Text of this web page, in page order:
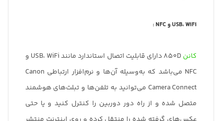
USB، WiFi و NFC :
کانن
850D دارای قابلیت اتصال استاندارد مانند USB، WiFi و
NFC می‌باشد که به‌وسیله آن‌ها و نرم‌افزار ارتباطی Canon
Camera Connect می‌توانید به تلفن‌ها و تبلت‌های هوشمند
متصل شده و از راه دور دوربین را کنترل کنید و یا حتی